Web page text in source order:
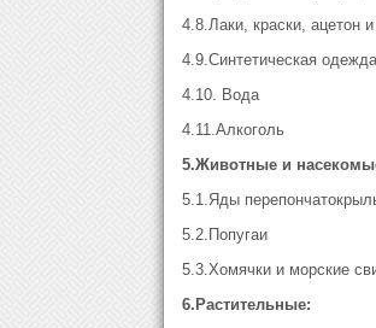
4.8.Лаки, краски, ацетон
4.9.Синтетическая одежда
4.10. Вода
4.11.Алкоголь
5.Животные и
5.1.Яды
5.2.Попугаи
5.3.Хомячки и морские
6.Растительные: